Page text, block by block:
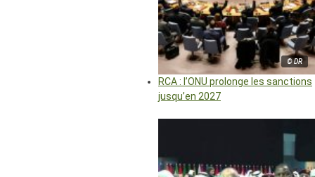
© DR
RCA : l’ONU prolonge les sanctions
jusqu’en 2027